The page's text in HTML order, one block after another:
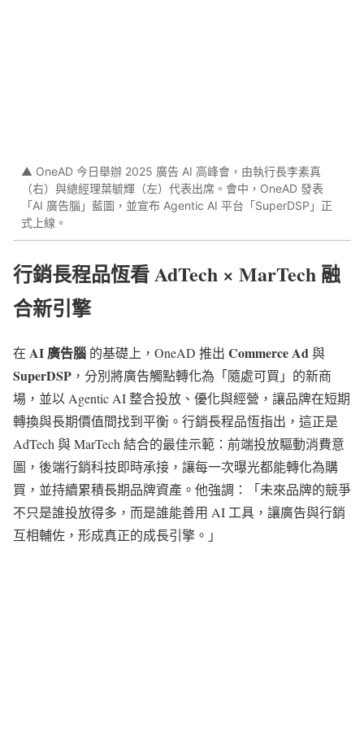
▲ OneAD 今日舉辦 2025 廣告 AI 高峰會，由執行長李素真
（右）與總經理葉毓輝（左）代表出席。會中，OneAD 發表
「AI 廣告腦」藍圖，並宣布 Agentic AI 平台「SuperDSP」正
式上線。
行銷長程品恆看 AdTech × MarTech 融
合新引擎
在 AI 廣告腦 的基礎上，OneAD 推出 Commerce Ad與
SuperDSP ，分別將廣告觸點轉化為「隨處可買」的新商
場，並以 Agentic AI 整合投放、優化與經營，讓品牌在短期
轉換與長期價值間找到平衡。行銷長程品恆指出，這正是
AdTech 與 MarTech 結合的最佳示範：前端投放驅動消費意
圖，後端行銷科技即時承接，讓每一次曝光都能轉化為購
買，並持續累積長期品牌資產。他強調：「未來品牌的競爭
不只是誰投放得多，而是誰能善用 AI 工具，讓廣告與行銷
互相輔佐，形成真正的成長引擎。」